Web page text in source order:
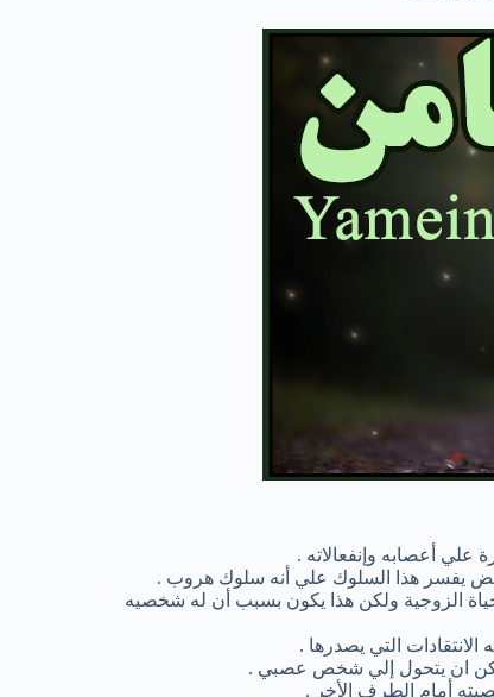
علي أعصابه وإنفعالاته .
يفسر هذا السلوك علي أنه سلوك هروب .
الزوجية ولكن هذا يكون بسبب أن له شخصيه
التي يصدرها .
ان يتحول إلي شخص عصبي .
أمام الطرف الأخر .